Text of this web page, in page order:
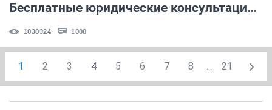
Бесплатные юридические консультации (часть 5)
1030324 1000
1 2 3 4 5 6 7 8 ... 21